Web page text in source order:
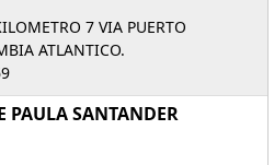
7 VIA PUERTO
ATLANTICO.
PAULA SANTANDER